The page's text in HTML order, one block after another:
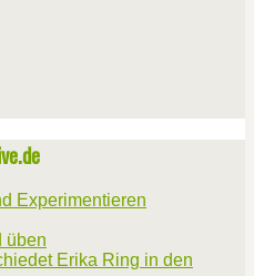
Experimentieren
üben
Erika Ring in den